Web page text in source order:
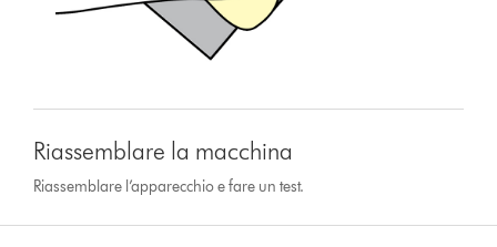
Riassemblare la macchina
Riassemblare l’apparecchio e fare un test.